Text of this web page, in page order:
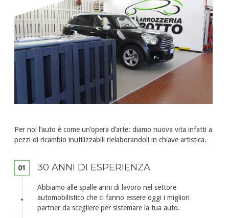
Per noi l’auto è come un’opera d’arte: diamo nuova vita infatti a
pezzi di ricambio inutilizzabili rielaborandoli in chiave artistica.
01 30 ANNI DI ESPERIENZA
Abbiamo alle spalle anni di lavoro nel settore
automobilistico che ci fanno essere oggi i migliori
partner da scegliere per sistemare la tua auto.